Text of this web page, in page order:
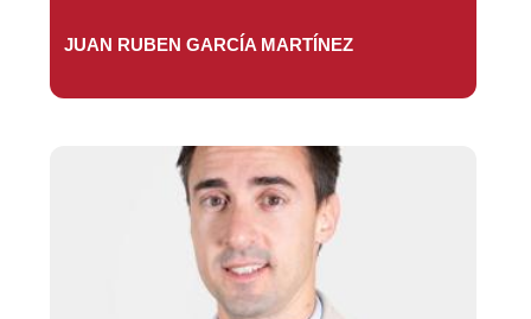
JUAN RUBEN GARCÍA MARTÍNEZ